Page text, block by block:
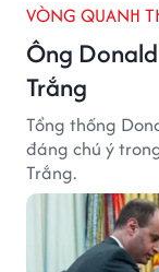
VÒNG QUANH
Ông
Trắng
Tổng thống
đáng chú ý
Trắng.